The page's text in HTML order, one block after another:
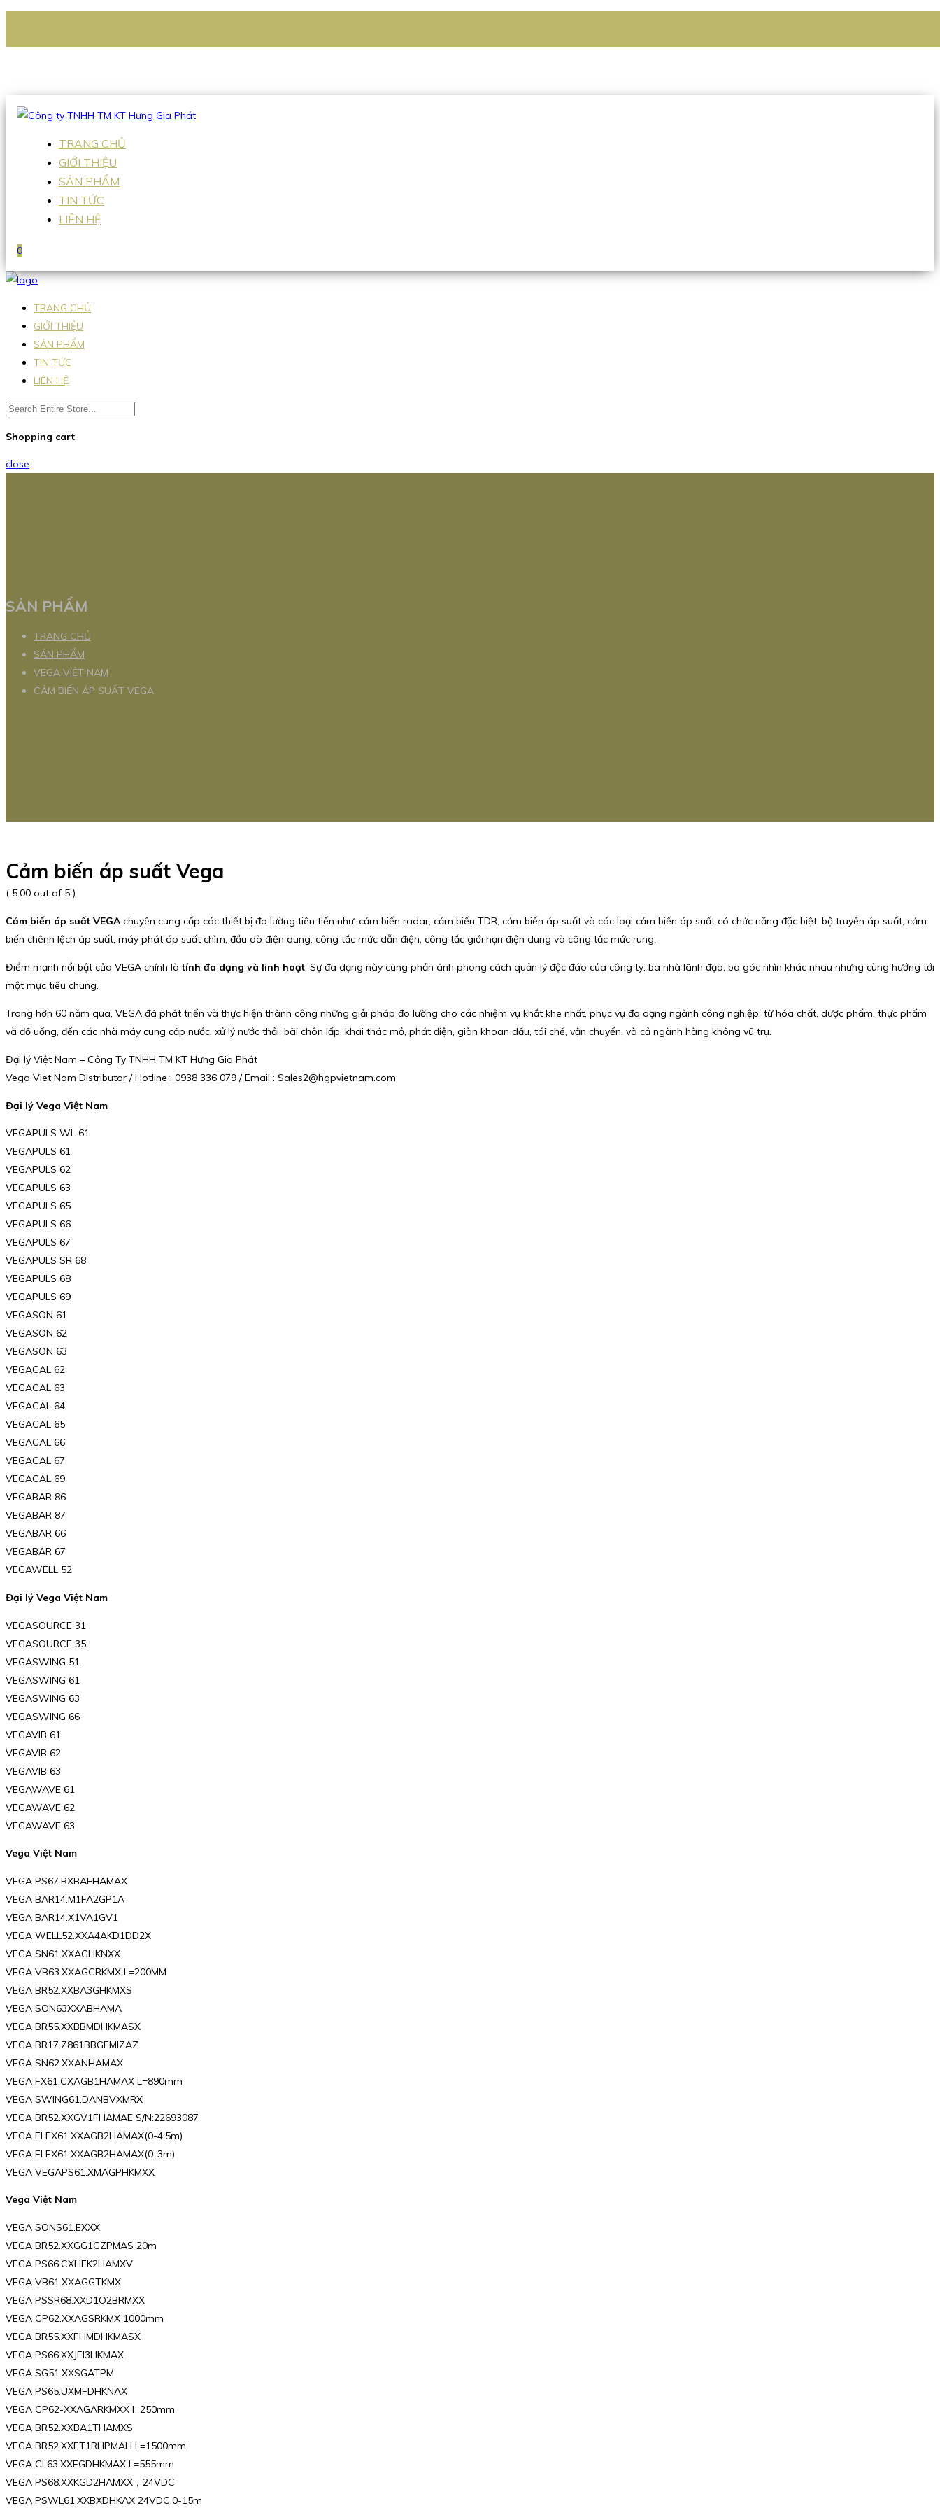
Hotline:0938 336 079
TRANG CHỦ
GIỚI THIỆU
SẢN PHẨM
TIN TỨC
LIÊN HỆ
0
TRANG CHỦ
GIỚI THIỆU
SẢN PHẨM
TIN TỨC
LIÊN HỆ
Shopping cart
close
SẢN PHẨM
TRANG CHỦ
SẢN PHẨM
VEGA VIỆT NAM
CẢM BIẾN ÁP SUẤT VEGA
Cảm biến áp suất Vega
( 5.00 out of 5 )
Cảm biến áp suất VEGAchuyên cung cấp các thiết bị đo lường tiên tiến như: cảm biến radar, cảm biến TDR, cảm biến áp suất và các loại cảm biến áp suất có chức năng đặc biệt, bộ truyền áp suất, cảm
biến chênh lệch áp suất, máy phát áp suất chìm, đầu dò điện dung, công tắc mức dẫn điện, công tắc giới hạn điện dung và công tắc mức rung.
Điểm mạnh nổi bật của VEGA chính làtính đa dạng và linh hoạt. Sự đa dạng này cũng phản ánh phong cách quản lý độc đáo của công ty: ba nhà lãnh đạo, ba góc nhìn khác nhau nhưng cùng hướng tới
một mục tiêu chung.
Trong hơn 60 năm qua, VEGA đã phát triển và thực hiện thành công những giải pháp đo lường cho các nhiệm vụ khắt khe nhất, phục vụ đa dạng ngành công nghiệp: từ hóa chất, dược phẩm, thực phẩm
và đồ uống, đến các nhà máy cung cấp nước, xử lý nước thải, bãi chôn lấp, khai thác mỏ, phát điện, giàn khoan dầu, tái chế, vận chuyển, và cả ngành hàng không vũ trụ.
Đại lý Việt Nam – Công Ty TNHH TM KT Hưng Gia Phát
Vega Viet Nam Distributor / Hotline : 0938 336 079 / Email : Sales2@hgpvietnam.com
Đại lý Vega Việt Nam
VEGAPULS WL 61
VEGAPULS 61
VEGAPULS 62
VEGAPULS 63
VEGAPULS 65
VEGAPULS 66
VEGAPULS 67
VEGAPULS SR 68
VEGAPULS 68
VEGAPULS 69
VEGASON 61
VEGASON 62
VEGASON 63
VEGACAL 62
VEGACAL 63
VEGACAL 64
VEGACAL 65
VEGACAL 66
VEGACAL 67
VEGACAL 69
VEGABAR 86
VEGABAR 87
VEGABAR 66
VEGABAR 67
VEGAWELL 52
Đại lý Vega Việt Nam
VEGASOURCE 31
VEGASOURCE 35
VEGASWING 51
VEGASWING 61
VEGASWING 63
VEGASWING 66
VEGAVIB 61
VEGAVIB 62
VEGAVIB 63
VEGAWAVE 61
VEGAWAVE 62
VEGAWAVE 63
Vega Việt Nam
VEGA PS67.RXBAEHAMAX
VEGA BAR14.M1FA2GP1A
VEGA BAR14.X1VA1GV1
VEGA WELL52.XXA4AKD1DD2X
VEGA SN61.XXAGHKNXX
VEGA VB63.XXAGCRKMX L=200MM
VEGA BR52.XXBA3GHKMXS
VEGA SON63XXABHAMA
VEGA BR55.XXBBMDHKMASX
VEGA BR17.Z861BBGEMIZAZ
VEGA SN62.XXANHAMAX
VEGA FX61.CXAGB1HAMAX L=890mm
VEGA SWING61.DANBVXMRX
VEGA BR52.XXGV1FHAMAE S/N:22693087
VEGA FLEX61.XXAGB2HAMAX(0-4.5m)
VEGA FLEX61.XXAGB2HAMAX(0-3m)
VEGA VEGAPS61.XMAGPHKMXX
Vega Việt Nam
VEGA SONS61.EXXX
VEGA BR52.XXGG1GZPMAS 20m
VEGA PS66.CXHFK2HAMXV
VEGA VB61.XXAGGTKMX
VEGA PSSR68.XXD1O2BRMXX
VEGA CP62.XXAGSRKMX 1000mm
VEGA BR55.XXFHMDHKMASX
VEGA PS66.XXJFI3HKMAX
VEGA SG51.XXSGATPM
VEGA PS65.UXMFDHKNAX
VEGA CP62-XXAGARKMXX l=250mm
VEGA BR52.XXBA1THAMXS
VEGA BR52.XXFT1RHPMAH L=1500mm
VEGA CL63.XXFGDHKMAX L=555mm
VEGA PS68.XXKGD2HAMXX，24VDC
VEGA PSWL61.XXBXDHKAX 24VDC,0-15m